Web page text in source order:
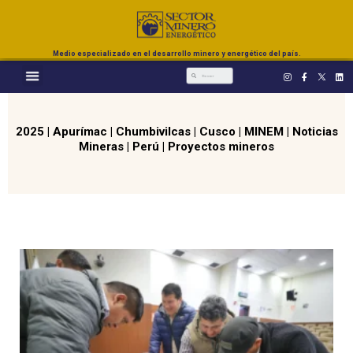
Medio especializado en el desarrollo minero y energético del país.
2025 | Apurímac | Chumbivilcas| Cusco | MINEM| Noticias
Mineras | Perú | Proyectos mineros